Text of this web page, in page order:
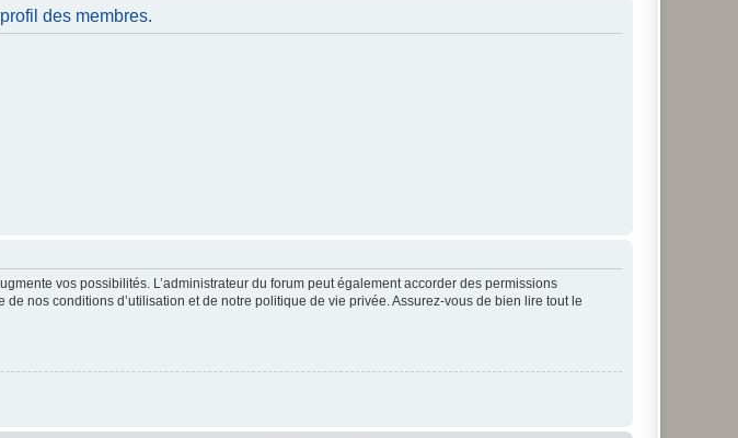
des membres.
vos possibilités. L’administrateur du forum peut également accorder des permissions
nos conditions d’utilisation et de notre politique de vie privée. Assurez-vous de bien lire tout le